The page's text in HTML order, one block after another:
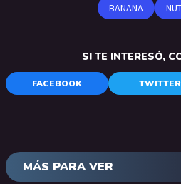
BANANA
SI TE INTERESÓ,
FACEBOOK TWITTER
MÁS PARA VER